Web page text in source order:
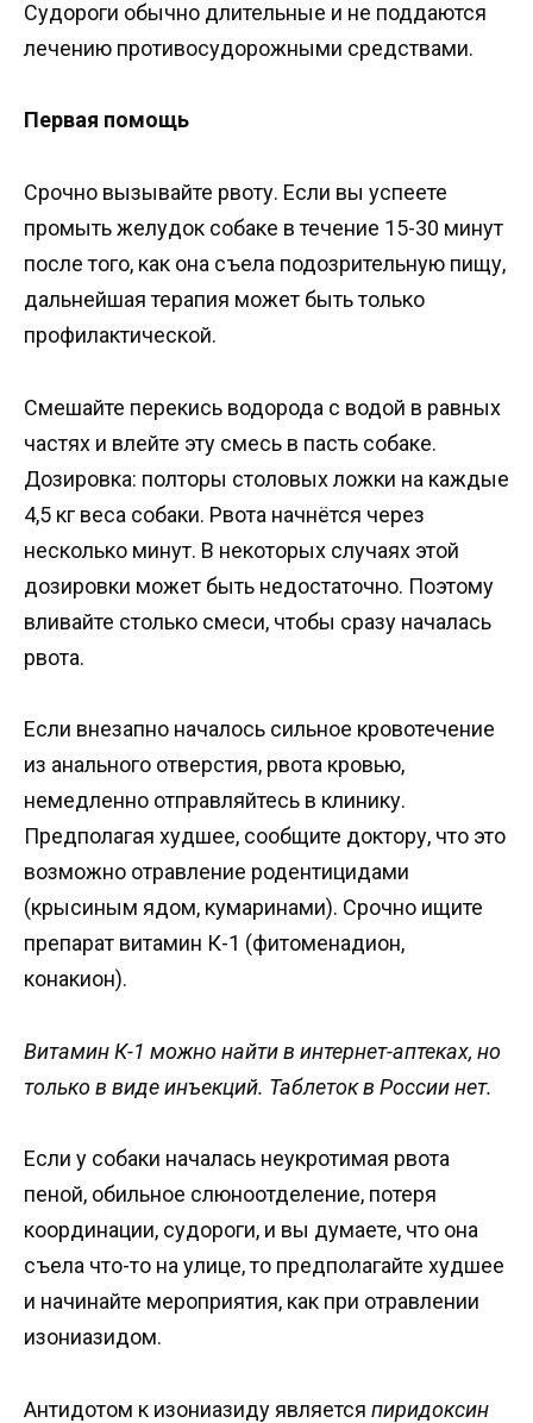
Судороги обычно длительные и не поддаются
лечению противосудорожными средствами.
Первая помощь
Срочно вызывайте рвоту. Если вы успеете
промыть желудок собаке в течение 15-30 минут
после того, как она съела подозрительную пищу,
дальнейшая терапия может быть только
профилактической.
Смешайте перекись водорода с водой в равных
частях и влейте эту смесь в пасть собаке.
Дозировка: полторы столовых ложки на каждые
4,5 кг веса собаки. Рвота начнётся через
несколько минут. В некоторых случаях этой
дозировки может быть недостаточно. Поэтому
вливайте столько смеси, чтобы сразу началась
рвота.
Если внезапно началось сильное кровотечение
из анального отверстия, рвота кровью,
немедленно отправляйтесь в клинику.
Предполагая худшее, сообщите доктору, что это
возможно отравление родентицидами
(крысиным ядом, кумаринами). Срочно ищите
препарат витамин К-1 (фитоменадион,
конакион).
Витамин К-1 можно найти в интернет-аптеках, но
только в виде инъекций. Таблеток в России нет.
Если у собаки началась неукротимая рвота
пеной, обильное слюноотделение, потеря
координации, судороги, и вы думаете, что она
съела что-то на улице, то предполагайте худшее
и начинайте мероприятия, как при отравлении
изониазидом.
Антидотом к изониазиду является пиридоксин